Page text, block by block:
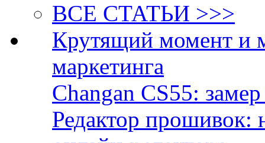
ВСЕ СТАТЬИ >>>
Крутящий момент и
маркетинга
Changan CS55:
Редактор прошивок: